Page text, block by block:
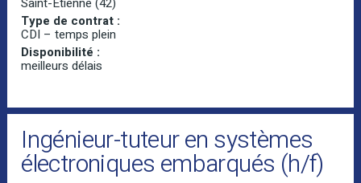
Type de contrat :
CDI – temps plein
Disponibilité :
meilleurs délais
Ingénieur-tuteur en systèmes
électroniques embarqués (h/f)